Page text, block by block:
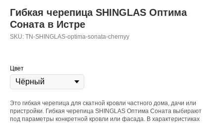
Гибкая черепица SHINGLAS Оптима
Соната в Истре
SKU: TN-SHINGLAS-optima-sonata-chernyy
Цвет
Это гибкая черепица для скатной кровли частного дома, дачи или
пристройки. Гибкая черепица SHINGLAS Оптима Соната выбирают
под параметры конкретной кровли или фасада. В характеристиках